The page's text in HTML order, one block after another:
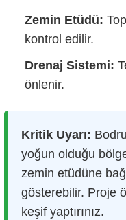
Zemin Etüdü:
kontrol edilir.
Drenaj Sistemi:
önlenir.
Kritik Uyarı:
yoğun olduğu
zemin etüdüne
gösterebilir. Proje
keşif yaptırınız.